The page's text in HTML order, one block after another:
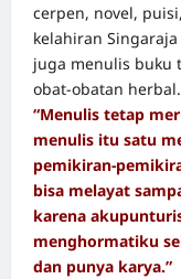
cerpen, novel,
kelahiran
juga menulis buku
obat-obatan herbal.
“Menulis tetap
menulis itu satu
pemikiran-
bisa melayat
karena
menghormatiku
dan punya karya.”